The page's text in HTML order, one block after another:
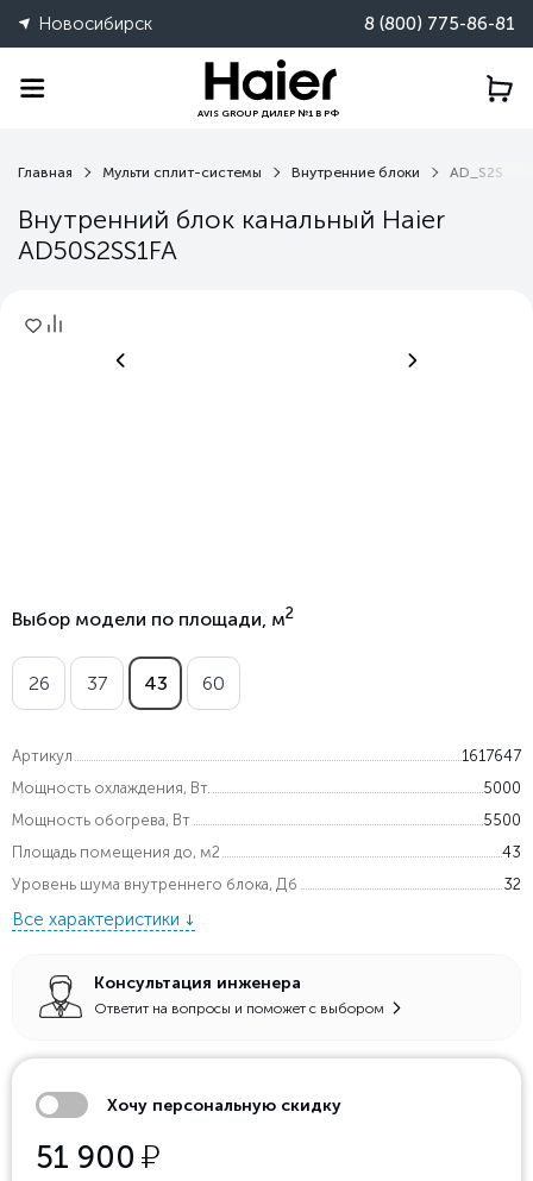
Новосибирск 8 (800) 775-86-81
AVIS GROUP ДИЛЕР №1 В РФ
Главная Мульти сплит-системы Внутренние блоки AD_S2S
Внутренний блок канальный Haier
AD50S2SS1FA
Выбор модели по площади, м2
26 37 43 60
Артикул
1617647
Мощность охлаждения, Вт.
5000
Мощность обогрева, Вт
5500
Площадь помещения до, м2
43
Уровень шума внутреннего блока, Дб
32
Все характеристики
Консультация инженера
Ответит на вопросы и поможет с выбором
Хочу персональную скидку
51 900 у